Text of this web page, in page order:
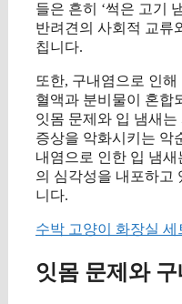
들은 흔히 ‘썩은 고기
반려견의 사회적 교류
칩니다.
또한, 구내염으로 인
혈액과 분비물이 혼합
잇몸 문제와 입 냄새
증상을 악화시키는 악
내염으로 인한 입 냄
의 심각성을 내포하고
니다.
수박 고양이 화장실 세
잇몸 문제와 구